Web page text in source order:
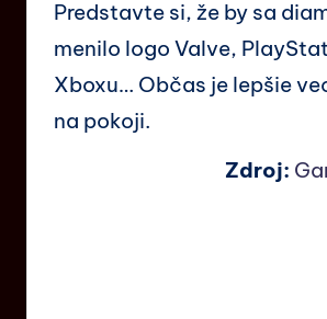
Predstavte si, že by sa
menilo logo Valve,
Xboxu… Občas je lepšie
na pokoji.
Zdroj: